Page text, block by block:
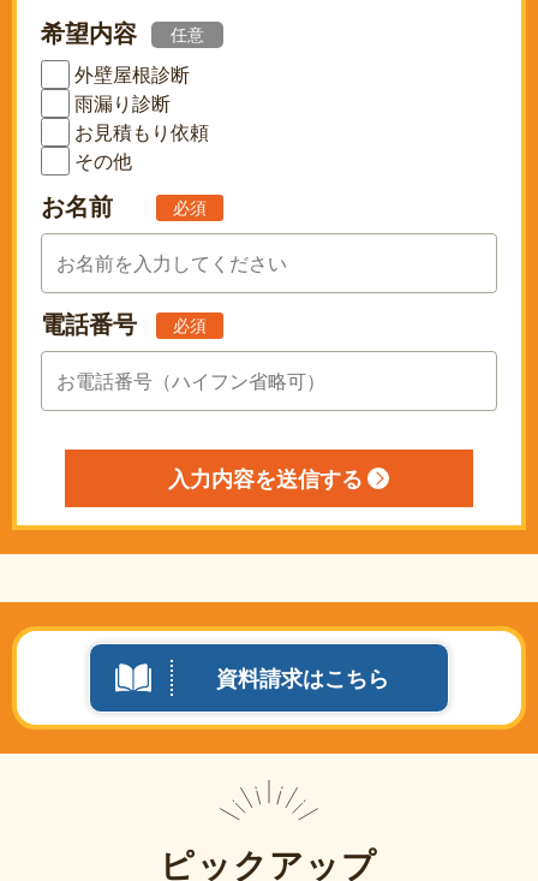
希望内容 任意
外壁屋根診断
雨漏り診断
お見積もり依頼
その他
お名前 必須
電話番号 必須
資料請求はこちら
ピックアップ